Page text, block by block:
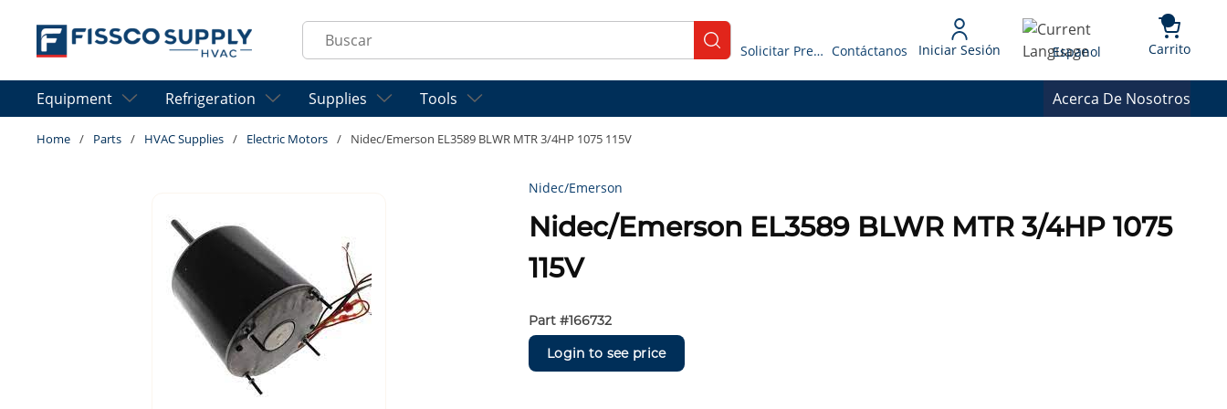
Skip to main content
Site Search
submit search
Solicitar Presupuesto Contáctanos Iniciar Sesión Language
Espanol Carrito{0}
Equipment Refrigeration Supplies Tools Acerca De Nosotros
Home / Parts / HVAC Supplies / Electric Motors / Nidec/Emerson EL3589 BLWR MTR 3/4HP 1075 115V
Nidec/Emerson
Nidec/Emerson EL3589 BLWR MTR 3/4HP 1075
115V
Part #166732
Login to see price